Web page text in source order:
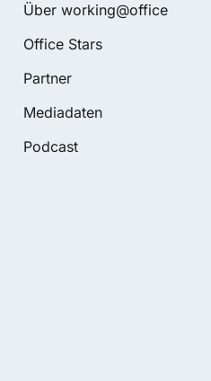
Über working@office
Office Stars
Partner
Mediadaten
Podcast